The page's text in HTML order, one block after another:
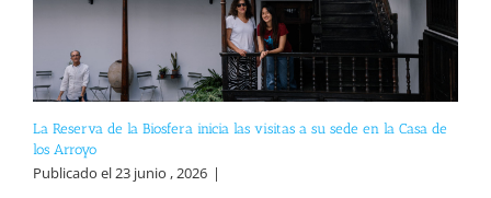
La Reserva de la Biosfera inicia las visitas a su sede en la Casa de
los Arroyo
Publicado el 23 junio , 2026 |